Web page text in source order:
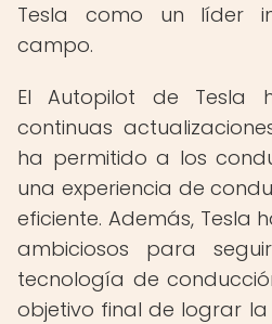
Tesla como un líder
campo.
El Autopilot de Tesla
continuas
ha permitido a los
una experiencia de
eficiente. Además, Tesla
ambiciosos para
tecnología de
objetivo final de lograr